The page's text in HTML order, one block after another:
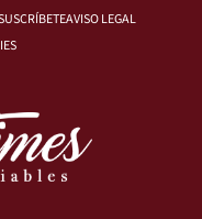
AVISO LEGAL